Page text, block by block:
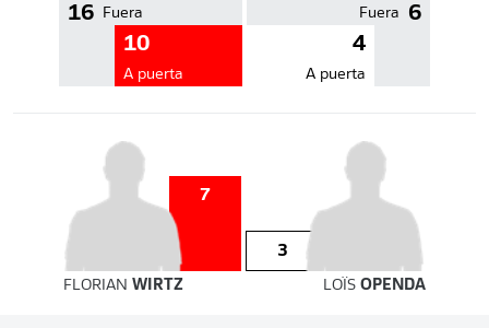
16 Fuera
10
A puerta
6
Fuera
4
A puerta
7
3
FLORIAN WIRTZ LOÏSOPENDA